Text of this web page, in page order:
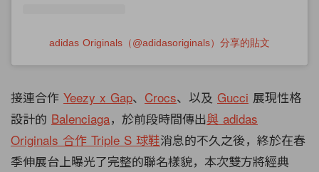
adidas Originals（@adidasoriginals）分享的貼文
接連合作 Yeezy x Gap、 Crocs、以及 Gucci 展現性格
設計的 Balenciaga，於前段時間傳出與 adidas
Originals 合作 Triple S 球鞋消息的不久之後，終於在春
季伸展台上曝光了完整的聯名樣貌，本次雙方將經典